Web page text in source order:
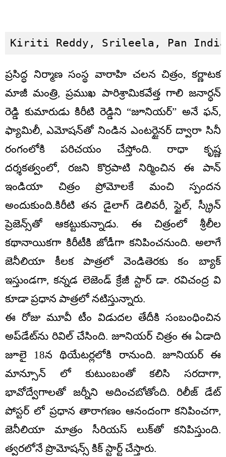
Kiriti Reddy, Srileela, Pan
ప్రసిద్ధ నిర్మాణ సంస్థ వారాహి చలన చిత్రం, కర్ణాటక
మాజీ మంత్రి, ప్రముఖ పారిశ్రామికవేత్త గాలి జనార్ధన్
రెడ్డి కుమారుడు కిరీటి రెడ్డిని “జూనియర్” అనే ఫన్,
ఫ్యామిలీ, ఎమోషన్‌తో నిండిన ఎంటర్టైనర్‌ ద్వారా సినీ
రంగంలోకి పరిచయం చేస్తోంది. రాధా కృష్ణ
దర్శకత్వంలో, రజని కొర్రపాటి నిర్మించిన ఈ పాన్
ఇండియా చిత్రం ప్రోమోలకే మంచి స్పందన
అందుకుంది.కిరీటి తన డైలాగ్ డెలివరీ, స్టైల్, స్క్రీన్
ప్రెజెన్స్‌తో ఆకట్టుకున్నాడు. ఈ చిత్రంలో శ్రీలీల
కథానాయికగా కిరీటీకి జోడీగా కనిపించనుంది. అలాగే
జెనీలియా కీలక పాత్రలో వెండితెరకు కం బ్యాక్
ఇస్తుండగా, కన్నడ లెజెండ్ క్రేజీ స్టార్ డా. రవిచంద్ర వి
కూడా ప్రధాన పాత్రలో నటిస్తున్నారు.
ఈ రోజు మూవీ టీం విడుదల తేదీకి సంబంధించిన
అప్‌డేట్‌ను రివిల్ చేసింది. జూనియర్ చిత్రం ఈ ఏడాది
జూలై 18న థియేటర్లలోకి రానుంది. జూనియర్ ఈ
మాన్సూన్ లో కుటుంబంతో కలిసి సరదాగా,
భావోద్వేగాలతో జర్నీని అదించబోతోంది. రిలీజ్ డేట్
పోస్టర్ లో ప్రధాన తారాగణం ఆనందంగా కనిపించగా,
జెనీలియా మాత్రం సీరియస్ లుక్‌తో కనిపిస్తుంది.
త్వరలోనే ప్రొమోషన్స్ కిక్ స్టార్ట్ చేస్తారు.